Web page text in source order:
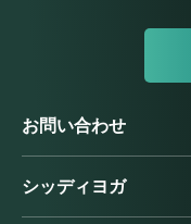
お問い合わせ
シッディヨガ